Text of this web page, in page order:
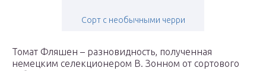
Сорт с необычными черри
Томат Фляшен – разновидность, полученная
немецким селекционером В. Зонном от сортового